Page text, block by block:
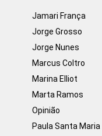
Jamari França
Jorge Grosso
Jorge Nunes
Marcus Coltro
Marina Elliot
Marta Ramos
Opinião
Paula Santa Maria